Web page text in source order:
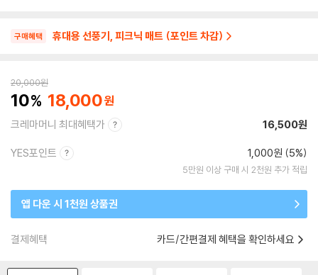
구매혜택 휴대용 선풍기, 피크닉 매트 (포인트 차감)
20,000원
10 18,000
크레마머니 최대혜택가 16,500원
YES포인트 1,000원 (5%)
5만원 이상 구매 시 2천원 추가 적립
앱 다운 시 1천원 상품권
결제혜택 카드/간편결제 혜택을 확인하세요